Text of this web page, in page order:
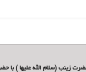
زینب (سلام الله علیها ) با